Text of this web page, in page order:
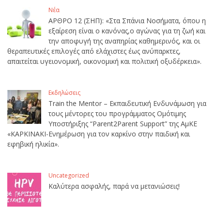
Νέα
ΑΡΘΡΟ 12 (ΣΗΠ): «Στα Σπάνια Νοσήματα, όπου η
εξαίρεση είναι ο κανόνας,ο αγώνας για τη ζωή και
την αποφυγή της αναπηρίας καθημερινός, και οι
θεραπευτικές επιλογές από ελάχιστες έως ανύπαρκτες,
απαιτείται υγειονομική, οικονομική και πολιτική οξυδέρκεια».
Εκδηλώσεις
Train the Mentor – Εκπαιδευτική Ενδυνάμωση για
τους μέντορες του προγράμματος Ομότιμης
Υποστήριξης “Parent2Parent Support” της ΑμΚΕ
«ΚΑΡΚΙΝΑΚΙ-Ενημέρωση για τον καρκίνο στην παιδική και
εφηβική ηλικία».
Uncategorized
Καλύτερα ασφαλής, παρά να μετανιώσεις!